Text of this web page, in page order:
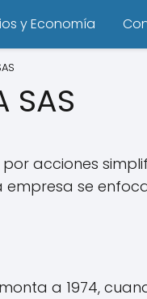
y Economía
SAS
por acciones
se
a 1974,